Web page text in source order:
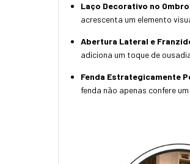
Laço Decorativo no
acrescenta um elemento
Abertura Lateral e
adiciona um toque de
Fenda Estrategicamente
fenda não apenas confere